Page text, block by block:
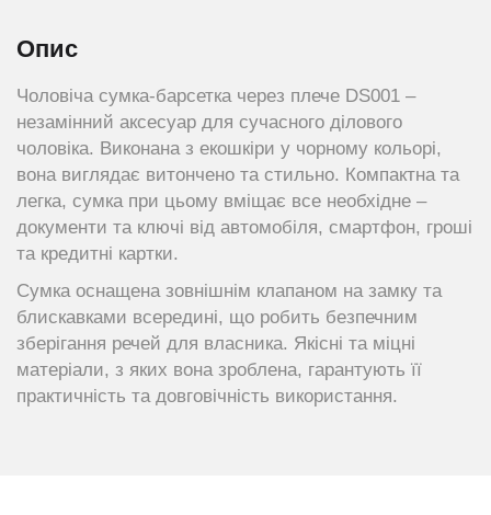
Опис
Чоловіча сумка-барсетка через плече DS001 –
незамінний аксесуар для сучасного ділового
чоловіка. Виконана з екошкіри у чорному кольорі,
вона виглядає витончено та стильно. Компактна та
легка, сумка при цьому вміщає все необхідне –
документи та ключі від автомобіля, смартфон, гроші
та кредитні картки.
Сумка оснащена зовнішнім клапаном на замку та
блискавками всередині, що робить безпечним
зберігання речей для власника. Якісні та міцні
матеріали, з яких вона зроблена, гарантують її
практичність та довговічність використання.